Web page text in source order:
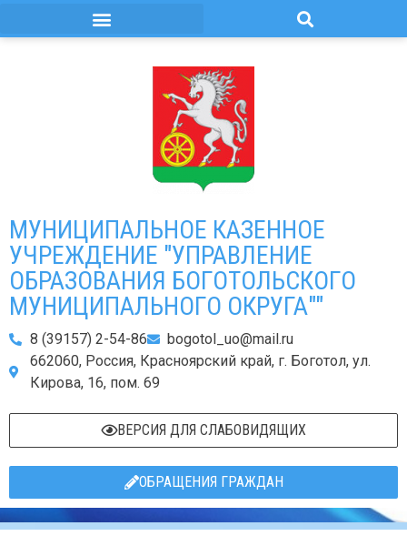
МУНИЦИПАЛЬНОЕ КАЗЕННОЕ
УЧРЕЖДЕНИЕ "УПРАВЛЕНИЕ
ОБРАЗОВАНИЯ БОГОТОЛЬСКОГО
МУНИЦИПАЛЬНОГО ОКРУГА""
8 (39157) 2-54-86
bogotol_uo@mail.ru
662060, Россия, Красноярский край, г. Боготол, ул.
Кирова, 16, пом. 69
ВЕРСИЯ ДЛЯ СЛАБОВИДЯЩИХ
ОБРАЩЕНИЯ ГРАЖДАН